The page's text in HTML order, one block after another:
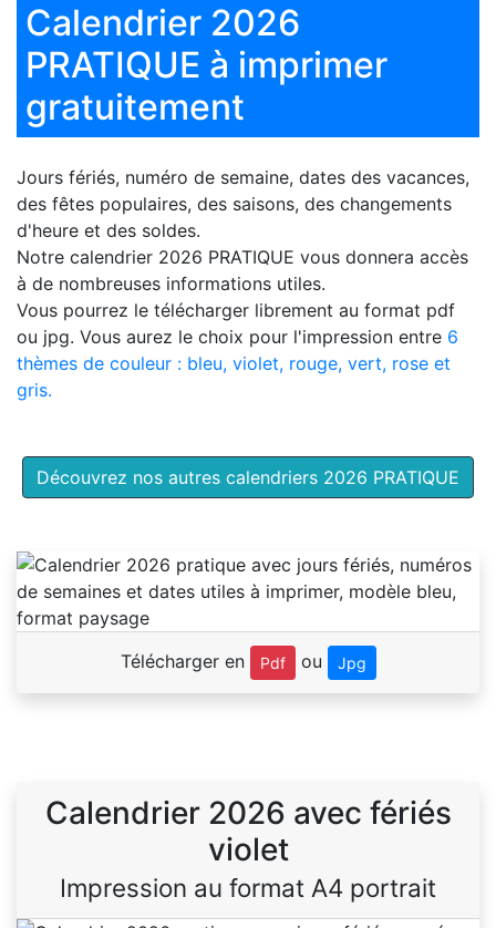
Calendrier 2026
PRATIQUE à imprimer
gratuitement
Jours fériés, numéro de semaine, dates des vacances,
des fêtes populaires, des saisons, des changements
d'heure et des soldes.
Notre calendrier 2026 PRATIQUE vous donnera accès
à de nombreuses informations utiles.
Vous pourrez le télécharger librement au format pdf
ou jpg. Vous aurez le choix pour l'impression entre 6
thèmes de couleur : bleu, violet, rouge, vert, rose et
gris.
Découvrez nos autres calendriers 2026 PRATIQUE
Télécharger en Pdf ou Jpg
Calendrier 2026 avec fériés
violet
Impression au format A4 portrait